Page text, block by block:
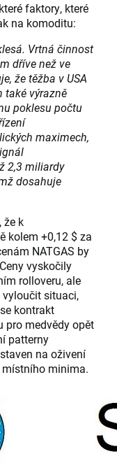
faktory, které
na komoditu:
Vrtná činnost
dříve než ve
že těžba v USA
také výrazně
poklesu počtu
maximech,
2,3 miliardy
dosahuje
že k
kolem +0,12 $ za
NATGAS by
vyskočily
rolloveru, ale
vyloučit situaci,
kontrakt
pro medvědy opět
patterny
na oživení
místního minima.